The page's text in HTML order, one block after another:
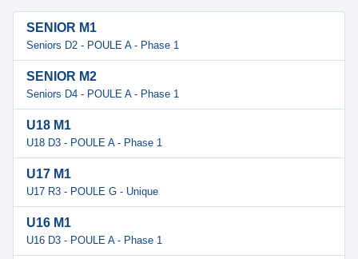
SENIOR M1
Seniors D2 - POULE A - Phase 1
SENIOR M2
Seniors D4 - POULE A - Phase 1
U18 M1
U18 D3 - POULE A - Phase 1
U17 M1
U17 R3 - POULE G - Unique
U16 M1
U16 D3 - POULE A - Phase 1